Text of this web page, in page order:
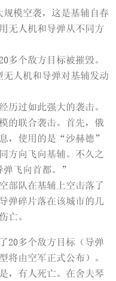
模空袭，这是基辅自春
无人机和导弹从不同方
多个敌方目标被摧毁。
人机和导弹对基辅发动
历过如此强大的袭击。
的联合袭击。首先，俄
，使用的是“沙赫德”
方向飞向基辅。不久之
弹飞向首都。”
部队在基辅上空击落了
弹碎片落在该城市的几
亡。
20多个敌方目标（导弹
将由空军正式公布）。
，有人死亡。在舍夫琴